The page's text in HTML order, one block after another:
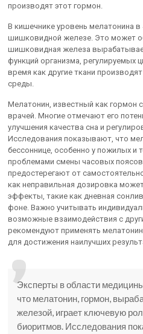
производят этот гормон.
В кишечнике уровень мелатонина
шишковидной железе. Это может
шишковидная железа
функций организма, регулируемых
время как другие ткани
среды.
Мелатонин, известный как гормон
врачей. Многие отмечают его
улучшения качества сна и
Исследования показывают, что
бессоннице, особенно у пожилых и
проблемами смены часовых
предостерегают от
как неправильная дозировка
эффекты, такие как дневная
фоне. Важно учитывать
возможные взаимодействия с
рекомендуют применять
для достижения наилучших
Эксперты в области
что мелатонин, гормон,
железой, играет ключевую
биоритмов. Исследования